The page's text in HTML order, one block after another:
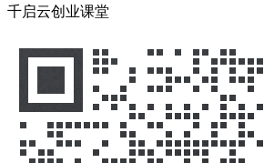
千启云创业课堂